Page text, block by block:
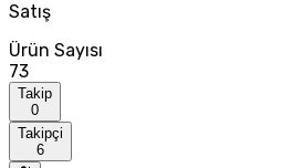
Satış
Ürün Sayısı
73
Takip
0
Takipçi
6